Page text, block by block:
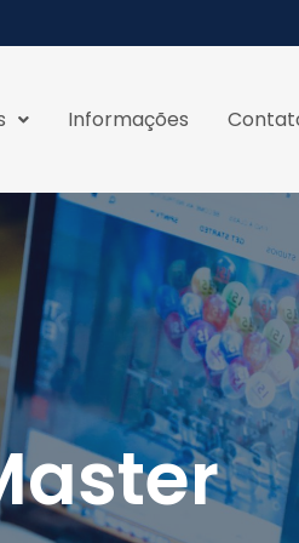
Informações